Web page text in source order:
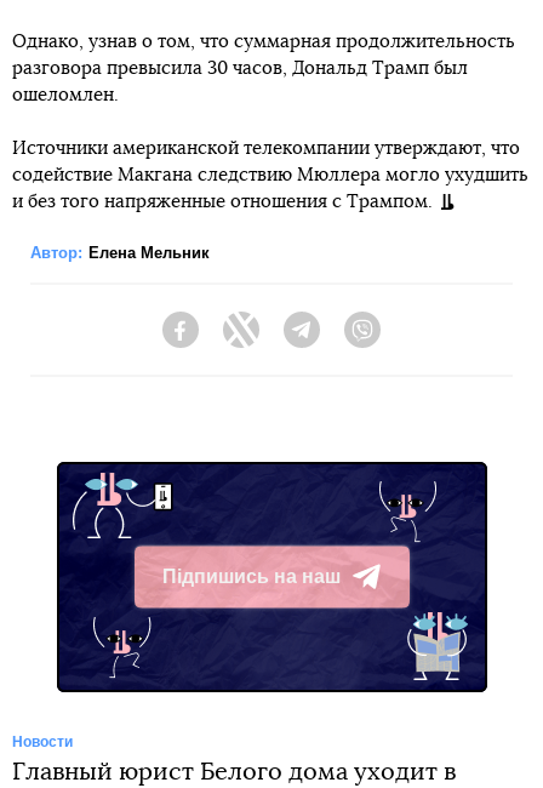
Однако, узнав о том, что суммарная продолжительность
разговора превысила 30 часов, Дональд Трамп был
ошеломлен.
Источники американской телекомпании утверждают, что
содействие Макгана следствию Мюллера могло ухудшить
и без того напряженные отношения с Трампом.
Автор: Елена Мельник
FacebookTwitter Telegram
Підпишись на наш
Telegram
Новости
Главный юрист Белого дома уходит в